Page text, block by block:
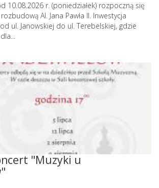
10.08.2026 r. (poniedziałek) rozpoczną się
Al. Jana Pawła II. Inwestycja
ul. Janowskiej do ul. Terebelskiej, gdzie
"Muzyki u